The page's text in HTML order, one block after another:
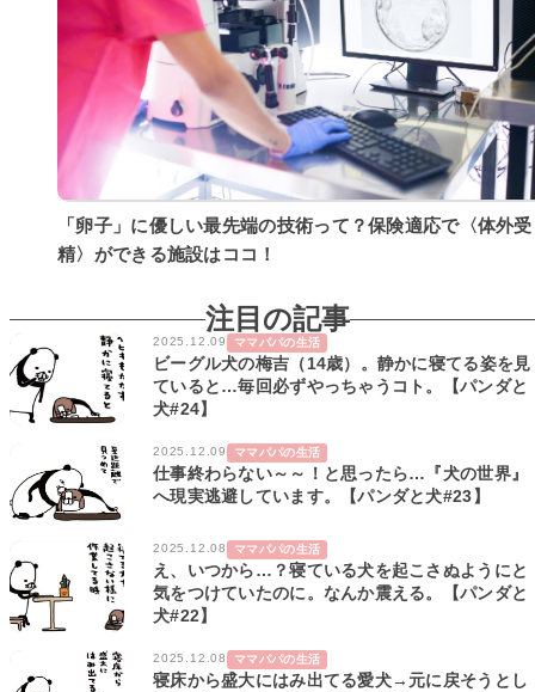
「卵子」に優しい最先端の技術って？保険適応で〈体外受
精〉ができる施設はココ！
注目の記事
2025.12.09 ママパパの生活
ビーグル犬の梅吉（14歳）。静かに寝てる姿を見
ていると…毎回必ずやっちゃうコト。【パンダと
犬#24】
2025.12.09 ママパパの生活
仕事終わらない～～！と思ったら…『犬の世界』
へ現実逃避しています。【パンダと犬#23】
2025.12.08 ママパパの生活
え、いつから…？寝ている犬を起こさぬようにと
気をつけていたのに。なんか震える。【パンダと
犬#22】
2025.12.08 ママパパの生活
寝床から盛大にはみ出てる愛犬→元に戻そうとし